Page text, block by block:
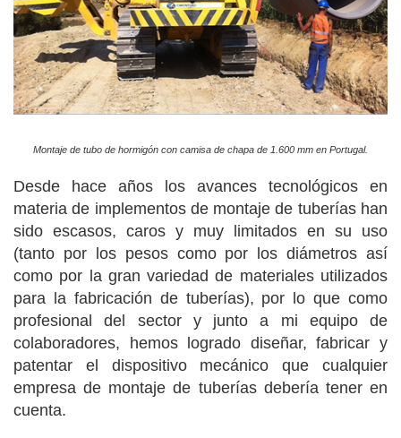
Montaje de tubo de hormigón con camisa de chapa de 1.600 mm en Portugal.
Desde hace años los avances tecnológicos en
materia de implementos de montaje de tuberías han
sido escasos, caros y muy limitados en su uso
(tanto por los pesos como por los diámetros así
como por la gran variedad de materiales utilizados
para la fabricación de tuberías), por lo que como
profesional del sector y junto a mi equipo de
colaboradores, hemos logrado diseñar, fabricar y
patentar el dispositivo mecánico que cualquier
empresa de montaje de tuberías debería tener en
cuenta.